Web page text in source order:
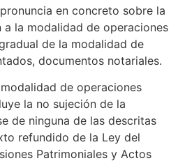
en concreto sobre la
la modalidad de operaciones
de la modalidad de
documentos notariales.
de operaciones
la no sujeción de la
de ninguna de las descritas
refundido de la Ley del
Patrimoniales y Actos